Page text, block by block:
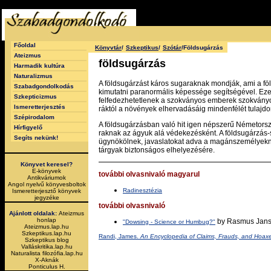
Főoldal
Ateizmus
Harmadik kultúra
Naturalizmus
Szabadgondolkodás
Szkepticizmus
Ismeretterjesztés
Szépirodalom
Hírfigyelő
Segíts nekünk!
Könyvet keresel?
E-könyvek
Antikváriumok
Angol nyelvű könyvesboltok
Ismeretterjesztő könyvek
jegyzéke
Ajánlott oldalak: Ateizmus
honlap
Ateizmus.lap.hu
Szkeptikus.lap.hu
Szkeptikus blog
Valláskritika.lap.hu
Naturalista filozófia.lap.hu
X-Aknák
Ponticulus H.
Könyvtár/ Szkeptikus/ Szótár/Földsugárzás
földsugárzás
A földsugárzást káros sugaraknak mondják, ami a
kimutatni paranormális képessége segítségével.
felfedezhetetlenek a szokványos emberek
ráktól a növények elhervadásáig mindenfélét
A földsugárzásban való hit igen népszerű
raknak az ágyuk alá védekezésként. A
ügynökölnek, javaslatokat adva a
tárgyak biztonságos elhelyezésére.
további olvasnivaló magyarul
Radinesztézia
további olvasnivaló
"Dowsing - Science or Humbug?" by Rasmus
Randi, James. An Encyclopedia of Claims, Frauds, and